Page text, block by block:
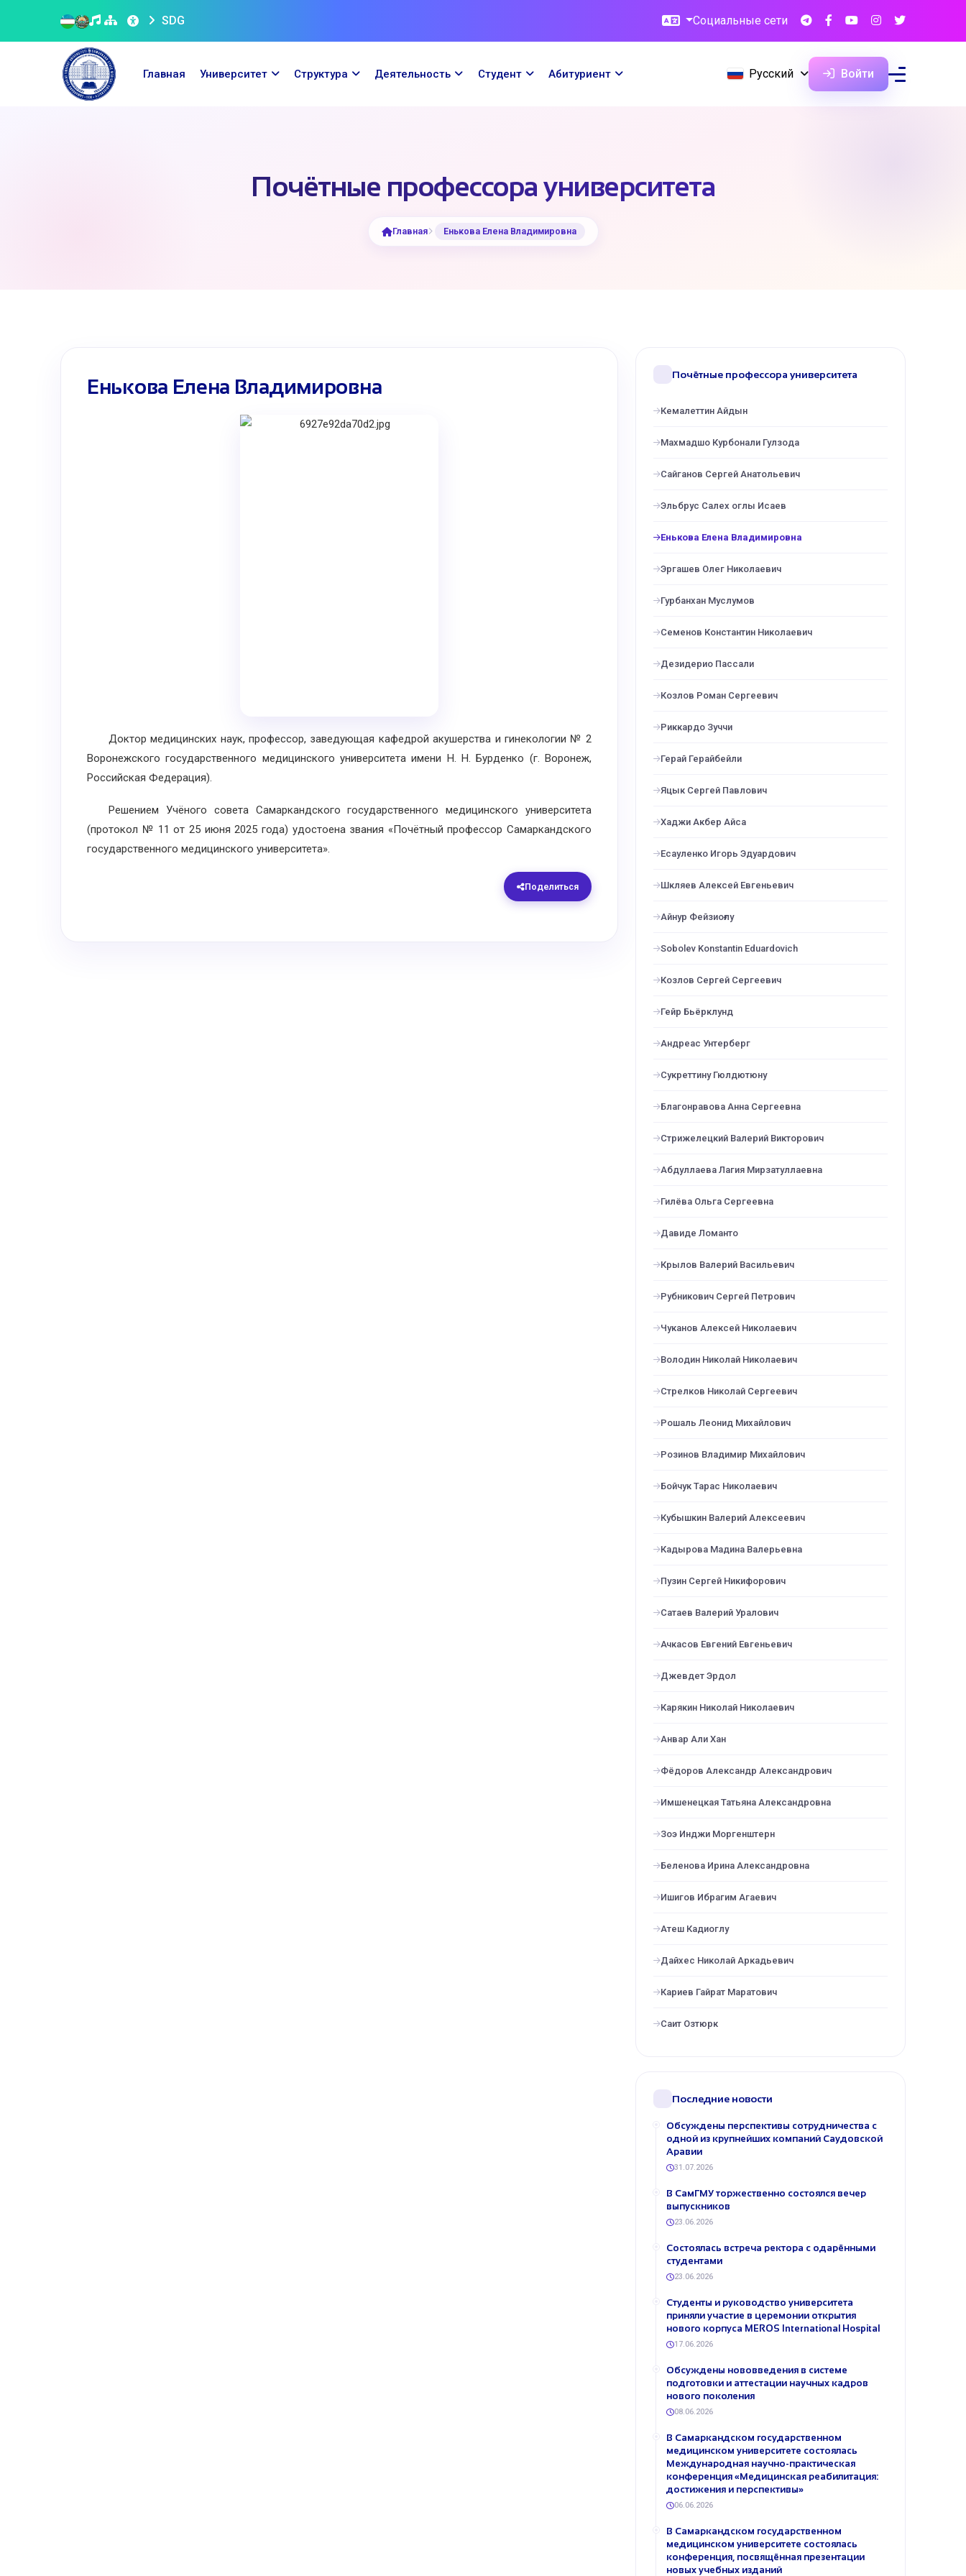
SDG Социальные сети
Главная Университет Структура Деятельность Cтудент Абитуриент Русский Войти
Почётные профессора университета
Главная Енькова Елена Владимировна
Енькова Елена Владимировна
Доктор медицинских наук, профессор, заведующая кафедрой акушерства и гинекологии № 2
Воронежского государственного медицинского университета имени Н. Н. Бурденко (г. Воронеж,
Российская Федерация).
Решением Учёного совета Самаркандского государственного медицинского университета
(протокол № 11 от 25 июня 2025 года) удостоена звания «Почётный профессор Самаркандского
государственного медицинского университета».
Поделиться
Почётные профессора университета
Кемалеттин Айдын
Махмадшо Курбонали Гулзода
Сайганов Сергей Анатольевич
Эльбрус Салех оглы Исаев
Енькова Елена Владимировна
Эргашев Олег Николаевич
Гурбанхан Муслумов
Семенов Константин Николаевич
Дезидерио Пассали
Козлов Роман Сергеевич
Риккардо Зуччи
Герай Герайбейли
Яцык Сергей Павлович
Хаджи Акбер Айса
Есауленко Игорь Эдуардович
Шкляев Алексей Евгеньевич
Айнур Фейзиоғлу
Sobolev Konstantin Eduardovich
Козлов Сергей Сергеевич
Гейр Бьёрклунд
Андреас Унтерберг
Сукреттину Гюлдютюну
Благонравова Анна Сергеевна
Стрижелецкий Валерий Викторович
Абдуллаева Лагия Мирзатуллаевна
Гилёва Ольга Сергеевна
Давиде Ломанто
Крылов Валерий Васильевич
Рубникович Сергей Петрович
Чуканов Алексей Николаевич
Володин Николай Николаевич
Стрелков Николай Сергеевич
Рошаль Леонид Михайлович
Розинов Владимир Михайлович
Бойчук Тарас Николаевич
Кубышкин Валерий Алексеевич
Кадырова Мадина Валерьевна
Пузин Сергей Никифорович
Сатаев Валерий Уралович
Ачкасов Евгений Евгеньевич
Джевдет Эрдол
Карякин Николай Николаевич
Анвар Али Хан
Фёдоров Александр Александрович
Имшенецкая Татьяна Александровна
Зоэ Инджи Моргенштерн
Беленова Ирина Александровна
Ишигов Ибрагим Агаевич
Атеш Кадиоглу
Дайхес Николай Аркадьевич
Кариев Гайрат Маратович
Саит Озтюрк
Последние новости
Обсуждены перспективы сотрудничества с
одной из крупнейших компаний Саудовской
Аравии
31.07.2026
В СамГМУ торжественно состоялся вечер
выпускников
23.06.2026
Состоялась встреча ректора с одарёнными
студентами
23.06.2026
Студенты и руководство университета
приняли участие в церемонии открытия
нового корпуса MEROS International Hospital
17.06.2026
Обсуждены нововведения в системе
подготовки и аттестации научных кадров
нового поколения
08.06.2026
В Самаркандском государственном
медицинском университете состоялась
Международная научно-практическая
конференция «Медицинская реабилитация:
достижения и перспективы»
06.06.2026
В Самаркандском государственном
медицинском университете состоялась
конференция, посвящённая презентации
новых учебных изданий